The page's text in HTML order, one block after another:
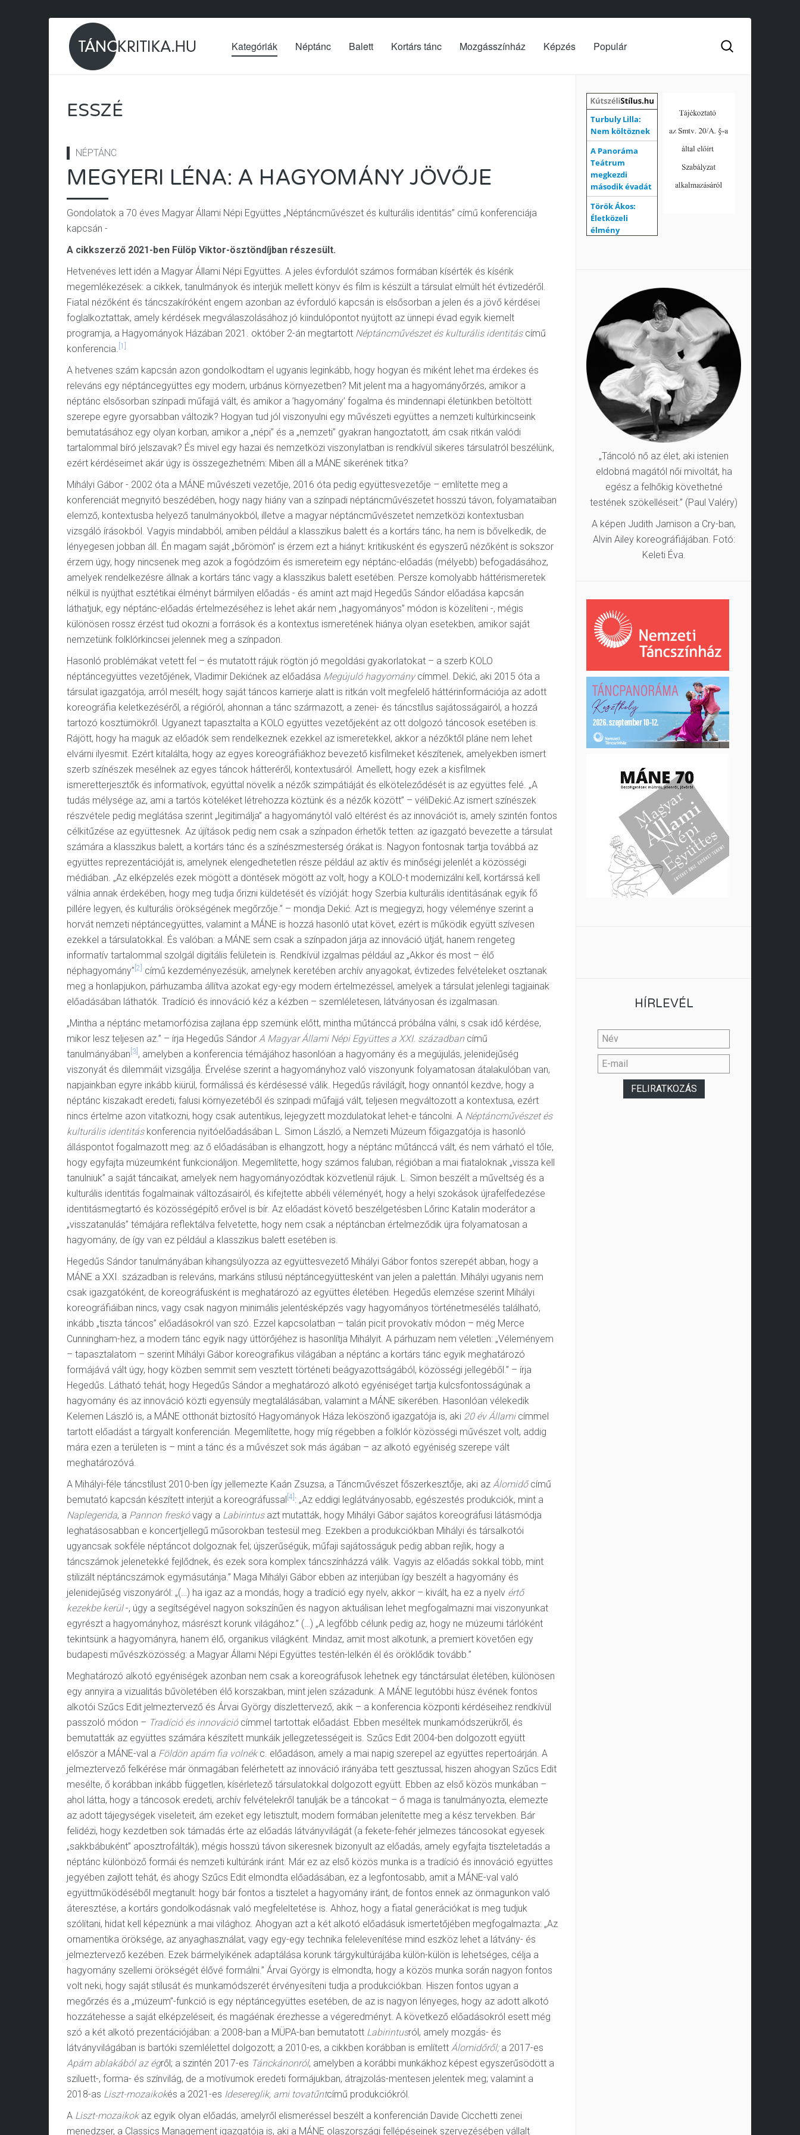
Kategóriák Néptánc Balett Kortárs tánc Mozgásszínház Képzés Populár
ESSZÉ
NÉPTÁNC
MEGYERI LÉNA: A HAGYOMÁNY JÖVŐJE
Gondolatok a 70 éves Magyar Állami Népi Együttes „Néptáncművészet és kulturális identitás” című konferenciája
kapcsán -
A cikkszerző 2021-ben Fülöp Viktor-ösztöndíjban részesült.
Hetvenéves lett idén a Magyar Állami Népi Együttes. A jeles évfordulót számos formában kísérték és kísérik
megemlékezések: a cikkek, tanulmányok és interjúk mellett könyv és film is készült a társulat elmúlt hét évtizedéről.
Fiatal nézőként és táncszakíróként engem azonban az évforduló kapcsán is elsősorban a jelen és a jövő kérdései
foglalkoztattak, amely kérdések megválaszolásához jó kiindulópontot nyújtott az ünnepi évad egyik kiemelt
programja, a Hagyományok Házában 2021. október 2-án megtartott Néptáncművészet és kulturális identitáscímű
konferencia. [1]
A hetvenes szám kapcsán azon gondolkodtam el ugyanis leginkább, hogy hogyan és miként lehet ma érdekes és
releváns egy néptáncegyüttes egy modern, urbánus környezetben? Mit jelent ma a hagyományőrzés, amikor a
néptánc elsősorban színpadi műfajjá vált, és amikor a ’hagyomány’ fogalma és mindennapi életünkben betöltött
szerepe egyre gyorsabban változik? Hogyan tud jól viszonyulni egy művészeti együttes a nemzeti kultúrkincseink
bemutatásához egy olyan korban, amikor a „népi” és a „nemzeti” gyakran hangoztatott, ám csak ritkán valódi
tartalommal bíró jelszavak? És mivel egy hazai és nemzetközi viszonylatban is rendkívül sikeres társulatról beszélünk,
ezért kérdéseimet akár úgy is összegezhetném: Miben áll a MÁNE sikerének titka?
Mihályi Gábor - 2002 óta a MÁNE művészeti vezetője, 2016 óta pedig együttesvezetője – említette meg a
konferenciát megnyitó beszédében, hogy nagy hiány van a színpadi néptáncművészetet hosszú távon, folyamataiban
elemző, kontextusba helyező tanulmányokból, illetve a magyar néptáncművészetet nemzetközi kontextusban
vizsgáló írásokból. Vagyis mindabból, amiben például a klasszikus balett és a kortárs tánc, ha nem is bővelkedik, de
lényegesen jobban áll. Én magam saját „bőrömön” is érzem ezt a hiányt: kritikusként és egyszerű nézőként is sokszor
érzem úgy, hogy nincsenek meg azok a fogódzóim és ismereteim egy néptánc-előadás (mélyebb) befogadásához,
amelyek rendelkezésre állnak a kortárs tánc vagy a klasszikus balett esetében. Persze komolyabb háttérismeretek
nélkül is nyújthat esztétikai élményt bármilyen előadás - és amint azt majd Hegedűs Sándor előadása kapcsán
láthatjuk, egy néptánc-előadás értelmezéséhez is lehet akár nem „hagyományos” módon is közelíteni -, mégis
különösen rossz érzést tud okozni a források és a kontextus ismeretének hiánya olyan esetekben, amikor saját
nemzetünk folklórkincsei jelennek meg a színpadon.
Hasonló problémákat vetett fel – és mutatott rájuk rögtön jó megoldási gyakorlatokat – a szerb KOLO
néptáncegyüttes vezetőjének, Vladimir Dekićnek az előadása Megújuló hagyomány címmel. Dekić, aki 2015 óta a
társulat igazgatója, arról mesélt, hogy saját táncos karrierje alatt is ritkán volt megfelelő háttérinformációja az adott
koreográfia keletkezéséről, a régióról, ahonnan a tánc származott, a zenei- és táncstílus sajátosságairól, a hozzá
tartozó kosztümökről. Ugyanezt tapasztalta a KOLO együttes vezetőjeként az ott dolgozó táncosok esetében is.
Rájött, hogy ha maguk az előadók sem rendelkeznek ezekkel az ismeretekkel, akkor a nézőktől pláne nem lehet
elvárni ilyesmit. Ezért kitalálta, hogy az egyes koreográfiákhoz bevezető kisfilmeket készítenek, amelyekben ismert
szerb színészek mesélnek az egyes táncok hátteréről, kontextusáról. Amellett, hogy ezek a kisfilmek
ismeretterjesztők és informatívok, egyúttal növelik a nézők szimpátiáját és elköteleződését is az együttes felé. „A
tudás mélysége az, ami a tartós köteléket létrehozza köztünk és a nézők között” – véliDekić.Az ismert színészek
részvétele pedig meglátása szerint „legitimálja” a hagyománytól való eltérést és az innovációt is, amely szintén fontos
célkitűzése az együttesnek. Az újítások pedig nem csak a színpadon érhetők tetten: az igazgató bevezette a társulat
számára a klasszikus balett, a kortárs tánc és a színészmesterség órákat is. Nagyon fontosnak tartja továbbá az
együttes reprezentációját is, amelynek elengedhetetlen része például az aktív és minőségi jelenlét a közösségi
médiában. „Az elképzelés ezek mögött a döntések mögött az volt, hogy a KOLO-t modernizálni kell, kortárssá kell
válnia annak érdekében, hogy meg tudja őrizni küldetését és vízióját: hogy Szerbia kulturális identitásának egyik fő
pillére legyen, és kulturális örökségének megőrzője.” – mondja Dekić. Azt is megjegyzi, hogy véleménye szerint a
horvát nemzeti néptáncegyüttes, valamint a MÁNE is hozzá hasonló utat követ, ezért is működik együtt szívesen
ezekkel a társulatokkal. És valóban: a MÁNE sem csak a színpadon járja az innováció útját, hanem rengeteg
informatív tartalommal szolgál digitális felületein is. Rendkívül izgalmas például az „Akkor és most – élő
néphagyomány” [2]
című kezdeményezésük, amelynek keretében archív anyagokat, évtizedes felvételeket osztanak
meg a honlapjukon, párhuzamba állítva azokat egy-egy modern értelmezéssel, amelyek a társulat jelenlegi tagjainak
előadásában láthatók. Tradíció és innováció kéz a kézben – szemléletesen, látványosan és izgalmasan.
„Mintha a néptánc metamorfózisa zajlana épp szemünk előtt, mintha műtánccá próbálna válni, s csak idő kérdése,
mikor lesz teljesen az.” – írja Hegedűs Sándor A Magyar Állami Népi Együttes a XXI. században című
tanulmányában [3] , amelyben a konferencia témájához hasonlóan a hagyomány és a megújulás, jelenidejűség
viszonyát és dilemmáit vizsgálja. Érvelése szerint a hagyományhoz való viszonyunk folyamatosan átalakulóban van,
napjainkban egyre inkább kiürül, formálissá és kérdésessé válik. Hegedűs rávilágít, hogy onnantól kezdve, hogy a
néptánc kiszakadt eredeti, falusi környezetéből és színpadi műfajjá vált, teljesen megváltozott a kontextusa, ezért
nincs értelme azon vitatkozni, hogy csak autentikus, lejegyzett mozdulatokat lehet-e táncolni. A Néptáncművészet és
kulturális identitás konferencia nyitóelőadásában L. Simon László, a Nemzeti Múzeum főigazgatója is hasonló
álláspontot fogalmazott meg: az ő előadásában is elhangzott, hogy a néptánc műtánccá vált, és nem várható el tőle,
hogy egyfajta múzeumként funkcionáljon. Megemlítette, hogy számos faluban, régióban a mai fiataloknak „vissza kell
tanulniuk” a saját táncaikat, amelyek nem hagyományozódtak közvetlenül rájuk. L. Simon beszélt a műveltség és a
kulturális identitás fogalmainak változásairól, és kifejtette abbéli véleményét, hogy a helyi szokások újrafelfedezése
identitásmegtartó és közösségépítő erővel is bír. Az előadást követő beszélgetésben Lőrinc Katalin moderátor a
„visszatanulás” témájára reflektálva felvetette, hogy nem csak a néptáncban értelmeződik újra folyamatosan a
hagyomány, de így van ez például a klasszikus balett esetében is.
Hegedűs Sándor tanulmányában kihangsúlyozza az együttesvezető Mihályi Gábor fontos szerepét abban, hogy a
MÁNE a XXI. században is releváns, markáns stílusú néptáncegyüttesként van jelen a palettán. Mihályi ugyanis nem
csak igazgatóként, de koreográfusként is meghatározó az együttes életében. Hegedűs elemzése szerint Mihályi
koreográfiáiban nincs, vagy csak nagyon minimális jelentésképzés vagy hagyományos történetmesélés található,
inkább „tiszta táncos” előadásokról van szó. Ezzel kapcsolatban – talán picit provokatív módon – még Merce
Cunningham-hez, a modern tánc egyik nagy úttörőjéhez is hasonlítja Mihályit. A párhuzam nem véletlen: „Véleményem
– tapasztalatom – szerint Mihályi Gábor koreografikus világában a néptánc a kortárs tánc egyik meghatározó
formájává vált úgy, hogy közben semmit sem vesztett történeti beágyazottságából, közösségi jellegéből.” – írja
Hegedűs. Látható tehát, hogy Hegedűs Sándor a meghatározó alkotó egyéniséget tartja kulcsfontosságúnak a
hagyomány és az innováció közti egyensúly megtalálásában, valamint a MÁNE sikerében. Hasonlóan vélekedik
Kelemen László is, a MÁNE otthonát biztosító Hagyományok Háza leköszönő igazgatója is, aki 20 év Állami címmel
tartott előadást a tárgyalt konferencián. Megemlítette, hogy míg régebben a folklór közösségi művészet volt, addig
mára ezen a területen is – mint a tánc és a művészet sok más ágában – az alkotó egyéniség szerepe vált
meghatározóvá.
A Mihályi-féle táncstílust 2010-ben így jellemezte Kaán Zsuzsa, a Táncművészet főszerkesztője, aki az Álomidőcímű
bemutató kapcsán készített interjút a koreográfussal [4] : „Az eddigi leglátványosabb, egészestés produkciók, mint a
Naplegenda, a Pannon freskóvagy a Labirintusazt mutatták, hogy Mihályi Gábor sajátos koreográfusi látásmódja
leghatásosabban e koncertjellegű műsorokban testesül meg. Ezekben a produkciókban Mihályi és társalkotói
ugyancsak sokféle néptáncot dolgoznak fel; újszerűségük, műfaji sajátosságuk pedig abban rejlik, hogy a
táncszámok jelenetekké fejlődnek, és ezek sora komplex táncszínházzá válik. Vagyis az előadás sokkal több, mint
stilizált néptáncszámok egymásutánja.” Maga Mihályi Gábor ebben az interjúban így beszélt a hagyomány és
jelenidejűség viszonyáról: „(…) ha igaz az a mondás, hogy a tradíció egy nyelv, akkor – kivált, ha ez a nyelv értő
kezekbe kerül-, úgy a segítségével nagyon sokszínűen és nagyon aktuálisan lehet megfogalmazni mai viszonyunkat
egyrészt a hagyományhoz, másrészt korunk világához.” (…) „A legfőbb célunk pedig az, hogy ne múzeumi tárlóként
tekintsünk a hagyományra, hanem élő, organikus világként. Mindaz, amit most alkotunk, a premiert követően egy
budapesti művészközösség: a Magyar Állami Népi Együttes testén-lelkén él és öröklődik tovább.”
Meghatározó alkotó egyéniségek azonban nem csak a koreográfusok lehetnek egy tánctársulat életében, különösen
egy annyira a vizualitás bűvöletében élő korszakban, mint jelen századunk. A MÁNE legutóbbi húsz évének fontos
alkotói Szűcs Edit jelmeztervező és Árvai György díszlettervező, akik – a konferencia központi kérdéseihez rendkívül
passzoló módon – Tradíció és innováció címmel tartottak előadást. Ebben meséltek munkamódszerükről, és
bemutatták az együttes számára készített munkáik jellegzetességeit is. Szűcs Edit 2004-ben dolgozott együtt
először a MÁNE-val a Földön apám fia volnék c. előadáson, amely a mai napig szerepel az együttes repertoárján. A
jelmeztervező felkérése már önmagában felérhetett az innováció irányába tett gesztussal, hiszen ahogyan Szűcs Edit
mesélte, ő korábban inkább független, kísérletező társulatokkal dolgozott együtt. Ebben az első közös munkában –
ahol látta, hogy a táncosok eredeti, archív felvételekről tanulják be a táncokat – ő maga is tanulmányozta, elemezte
az adott tájegységek viseleteit, ám ezeket egy letisztult, modern formában jelenítette meg a kész tervekben. Bár
felidézi, hogy kezdetben sok támadás érte az előadás látványvilágát (a fekete-fehér jelmezes táncosokat egyesek
„sakkbábuként” aposztrofálták), mégis hosszú távon sikeresnek bizonyult az előadás, amely egyfajta tiszteletadás a
néptánc különböző formái és nemzeti kultúránk iránt. Már ez az első közös munka is a tradíció és innováció együttes
jegyében zajlott tehát, és ahogy Szűcs Edit elmondta előadásában, ez a legfontosabb, amit a MÁNE-val való
együttműködéséből megtanult: hogy bár fontos a tisztelet a hagyomány iránt, de fontos ennek az önmagunkon való
áteresztése, a kortárs gondolkodásnak való megfeleltetése is. Ahhoz, hogy a fiatal generációkat is meg tudjuk
szólítani, hidat kell képeznünk a mai világhoz. Ahogyan azt a két alkotó előadásuk ismertetőjében megfogalmazta: „Az
ornamentika öröksége, az anyaghasználat, vagy egy-egy technika felelevenítése mind eszköz lehet a látvány- és
jelmeztervező kezében. Ezek bármelyikének adaptálása korunk tárgykultúrájába külön-külön is lehetséges, célja a
hagyomány szellemi örökségét élővé formálni.” Árvai György is elmondta, hogy a közös munka során nagyon fontos
volt neki, hogy saját stílusát és munkamódszerét érvényesíteni tudja a produkciókban. Hiszen fontos ugyan a
megőrzés és a „múzeum”-funkció is egy néptáncegyüttes esetében, de az is nagyon lényeges, hogy az adott alkotó
hozzátehesse a saját elképzeléseit, és magáénak érezhesse a végeredményt. A következő előadásokról esett még
szó a két alkotó prezentációjában: a 2008-ban a MÜPA-ban bemutatott Labirintusról, amely mozgás- és
látványvilágában is bartóki szemlélettel dolgozott; a 2010-es, a cikkben korábban is említett Álomidőről; a 2017-es
Apám ablakából az égről; a szintén 2017-es Tánckánonról, amelyben a korábbi munkákhoz képest egyszerűsödött a
sziluett-, forma- és színvilág, de a motívumok eredeti formájukban, átrajzolás-mentesen jelentek meg; valamint a
2018-as Liszt-mozaikokés a 2021-es Idesereglik, ami tovatűntcímű produkciókról.
A Liszt-mozaikokaz egyik olyan előadás, amelyről elismeréssel beszélt a konferencián Davide Cicchetti zenei
menedzser, a Classics Management igazgatója is, aki a MÁNE olaszországi fellépéseinek szervezésében vállalt
„Táncoló nő az élet, aki istenien
eldobná magától női mivoltát, ha
egész a felhőkig követhetné
testének szökelléseit.” (Paul Valéry)
A képen Judith Jamison a Cry-ban,
Alvin Ailey koreográfiájában. Fotó:
Keleti Éva.
HÍRLEVÉL